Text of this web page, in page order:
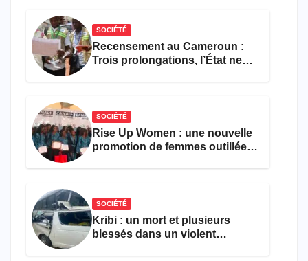
SOCIÉTÉ
Recensement au Cameroun :
Trois prolongations, l’État ne
SOCIÉTÉ
Rise Up Women : une nouvelle
promotion de femmes outillées
SOCIÉTÉ
Kribi : un mort et plusieurs
blessés dans un violent